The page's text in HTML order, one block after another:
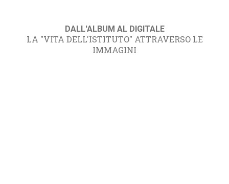
DALL'ALBUM AL DIGITALE
LA "VITA DELL'ISTITUTO" ATTRAVERSO LE
IMMAGINI